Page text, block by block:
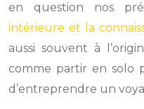
en question nos
intérieure et la
aussi souvent à
comme partir en
d’entreprendre un